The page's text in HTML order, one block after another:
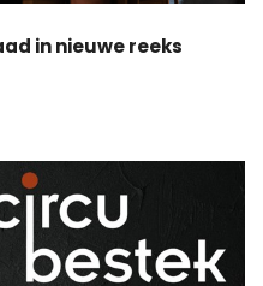
in nieuwe reeks